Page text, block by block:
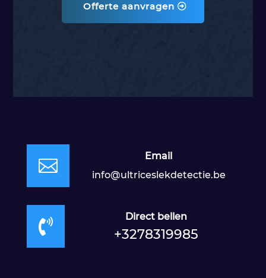
Offerte aanvragen

Email
info@ultriceslekdetectie.be

Direct bellen
+3278319985